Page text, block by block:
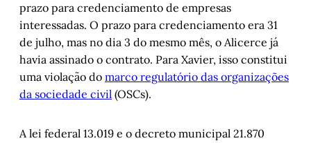
prazo para credenciamento de empresas
interessadas. O prazo para credenciamento era 31
de julho, mas no dia 3 do mesmo mês, o Alicerce já
havia assinado o contrato. Para Xavier, isso constitui
uma violação do marco regulatório das organizações
da sociedade civil (OSCs).
A lei federal 13.019 e o decreto municipal 21.870